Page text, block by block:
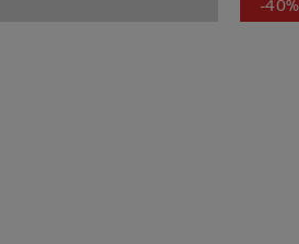
-40%